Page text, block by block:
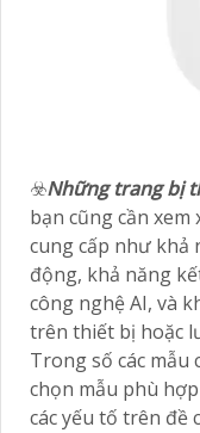
☣️Những trang bị
bạn cũng cần
cung cấp như khả
động, khả năng
công nghệ AI, và
trên thiết bị hoặc
Trong số các mẫu
chọn mẫu phù
các yếu tố trên đề